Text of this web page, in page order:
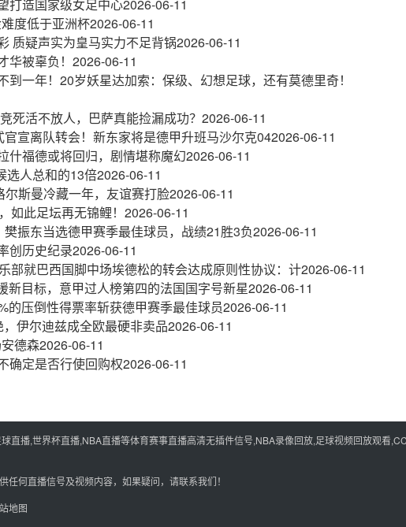
打造国家级女足中心2026-06-11
度低于亚洲杯2026-06-11
质疑声实为皇马实力不足背锅2026-06-11
被辜负！ 2026-06-11
一年！20岁妖星达加索：保级、幻想足球，还有莫德里奇！
死活不放人，巴萨真能捡漏成功？ 2026-06-11
宣离队转会！新东家将是德甲升班马沙尔克042026-06-11
什福德或将回归，剧情堪称魔幻2026-06-11
选人总和的13倍2026-06-11
斯曼冷藏一年，友谊赛打脸2026-06-11
此足坛再无锦鲤！ 2026-06-11
振东当选德甲赛季最佳球员，战绩21胜3负2026-06-11
创历史纪录2026-06-11
部就巴西国脚中场埃德松的转会达成原则性协议：计2026-06-11
目标，意甲过人榜第四的法国国字号新星2026-06-11
压倒性得票率斩获德甲赛季最佳球员2026-06-11
伊尔迪兹成全欧最硬非卖品2026-06-11
德森2026-06-11
确定是否行使回购权2026-06-11
直播,世界杯直播,NBA直播等体育赛事直播高清无插件信号,NBA录像回放,足球视频回放观看
何直播信号及视频内容，如果疑问，请联系我们！
地图